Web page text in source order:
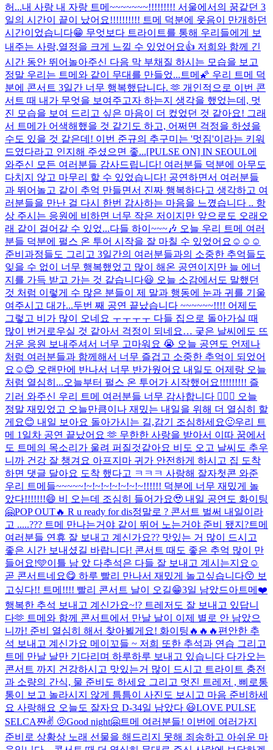
허...내 사랑 내 자랑 트메~~~~~~~!!!!!!!!! 서울에서의 꿈같던 3
일의 시간이 끝이 났어요!!!!!!!!!! 트메 덕분에 웃음이 만개하던
시간이었습니다😁 무엇보다 트라이트를 통해 우리들에게 보
내주는 사랑,열정을 크게 느낄 수 있었어요👍 저희와 함께 긴
시간 동안 뛰어놀아주신 다음 막 부채질 하시는 모습을 보고
정말 우리는 트메와 같이 무대를 만들었... 트메🌠 우리 트메 덕
분에 콘서트 3일간 너무 행복했답니다. 🫶 개인적으로 이번 콘
서트 때 내가 무엇을 보여주고자 하는지 생각을 했었는데, 멋
진 모습을 보여 드리고 싶은 마음이 더 컸었던 것 같아요! 그래
서 트메가 어색해했을 것 같기도 하고, 어쩌면 걱정을 하셨을
수도 있을 것 같은데! 이번 준규의 추구미는 '멋짐'이라는 키워
드였다라고 인지해 주셨으면 좋...[PULSE ON] IN SEOUL에
와주신 모든 여러분들 감사드립니다! 여러분들 덕분에 아무도
다치지 않고 마무리 할 수 있었습니다! 공연하면서 여러분들
과 뛰어놀고 같이 추억 만들면서 진짜 행복하다고 생각하고 여
러분들을 만난 걸 다시 한번 감사하는 마음을 느꼈습니다 .. 항
상 주시는 응원에 비하면 너무 작은 저이지만 앞으로도 오래오
래 같이 걸어갈 수 있었...다들 하이~~~🎶 오늘 우리 트메 여러
분들 덕분에 펄스 온 투어 시작을 잘 마칠 수 있었어요☺️☺️☺️
준비과정들도 그리고 3일간의 여러분들과의 소중한 추억들도
잊을 수 없이 너무 행복했었고 많이 해온 공연이지만 늘 에너
지를 가득 받고 가는 것 같습니다😃 오늘 소감에서도 말했던
것 처럼 이렇게 수 많은 분들이 제 말과 행동에 눈과 귀를 기울
여주시고 대가...두번 째 공연 끝났습니다 ~~~~~~!!!! 어제도
그렇고 비가 많이 오네요 ㅜㅜㅜㅜ 다들 집으로 돌아가실 때
많이 번거로우실 것 같아서 걱정이 되네요… 궂은 날씨에도 뜨
거운 응원 보내주셔서 너무 고마워요 😭 오늘 공연도 언제나
처럼 여러분들과 함께해서 너무 즐겁고 소중한 추억이 되었어
요☺️😊 오랜만에 반나서 너무 반가웠어요 내일도 어제랑 오늘
처럼 열심히...오늘부터 펄스 온 투어가 시작했어요!!!!!!!!! 즐
기러 와주신 우리 트메 여러분들 너무 감사합니다 🙇🏻‍♂️ 오늘
정말 재밌었고 오늘만큼이나 재밌는 내일을 위해 더 열심히 할
게요😊 내일 보아요 돌아가시는 길,감기 조심하세요🙂우리 트
메 1일차 공연 끝났어요 🫶 무한한 사랑을 받아서 이따 꿈에서
도 트메의 목소리가 울려 퍼질것같아요 비도 오고 날씨도 추우
니까 건강 잘 챙겨요 아프지마 귀가 안전하게 하시고 집 도착
하면 댓글 달아요 도착 했다고 ㅋㅋㅋ 사랑해 잘자첫콘 와준
우리 트메들~~~~~!~!~!~!~!~!~!~!!!!!! 덕분에 너무 재밌게 놀
았다!!!!!!!😄 비 오는데 조심히 들어가요🥹 내일 공연도 화이팅
🤗POP OUT🔥 R u ready for dis정말로 ? 콘서트 벌써 내일이라
고 .....??? 트메 만나는거야 같이 뛰어 노는거야 준비 됐지?트메
여러분들 연휴 잘 보내고 계신가요?? 맛있는 거 많이 드시고
좋은 시간 보내셨길 바랍니다! 콘서트 때도 좋은 추억 많이 만
들어요!🩵이틀 남 았 다추석은 다들 잘 보내고 계시는지요☺️
곧 콘서트네요😋 하루 빨리 만나서 재밌게 놀고싶습니다😙 보
고싶다!! 트메!!!! 빨리 콘서트 날이 오길😁3일 남았드아트메❤️
행복한 추석 보내고 계신가요~!? 트레저도 잘 보내고 있답니
다🫶 트메와 함께 콘서트에서 만날 날이 이제 별로 안 남았으
니까! 준비 열심히 해서 찾아뵐게요! 화이팅🔥🔥🔥 편안한 추
석 보내고 계신가요 메이꼬들 ~ 저희 또한 추석과 연습 그리고
트메 만날 날만 기다리며 하루하루 보내고 있습니다 다가오는
콘서트 까지 건강하시고 맛있는거 많이 드시고 트라이트 충전
과 소량의 간식, 물 준비도 하세요 그리고 멋진 트레저 , 삐로통
통이 보고 놀라시지 않게 틈틈이 사진도 보시고 마음 준비하세
요 사랑해요 오늘도 잘자요 D-34일 남았다 😃LOVE PULSE
SELCA쨘✌️ 🫤Good night🤗트메 여러분들! 이번에 여러가지
준비로 상황상 노래 선물을 해드리지 못해 죄송하고 아쉬운 마